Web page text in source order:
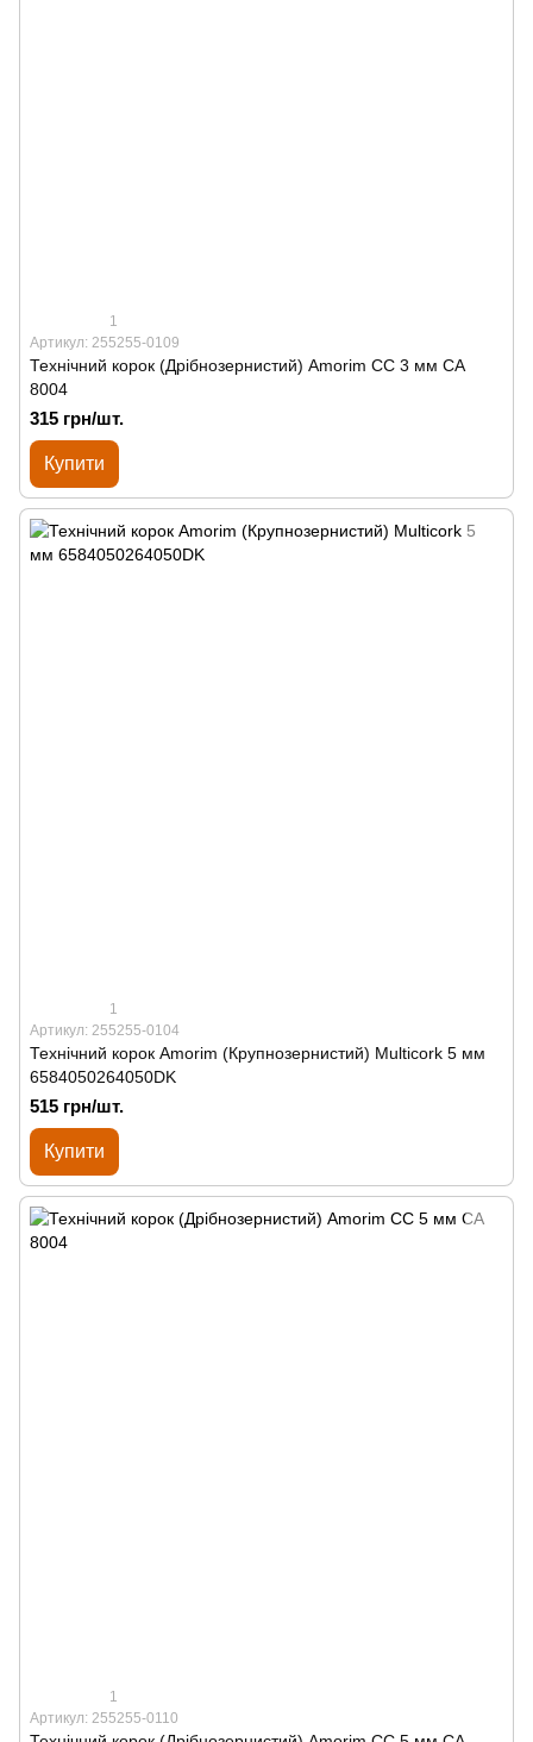
1
Артикул: 255255-0109
Технічний корок (Дрібнозернистий) Amorim CC 3 мм СА
8004
315 грн/шт.
Купити
1
Артикул: 255255-0104
Технічний корок Amorim (Крупнозернистий) Multicork 5 мм
6584050264050DK
515 грн/шт.
Купити
1
Артикул: 255255-0110